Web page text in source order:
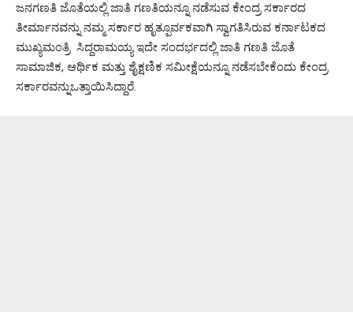
ಜನಗಣತಿ ಜೊತೆಯಲ್ಲಿ ಜಾತಿ ಗಣತಿಯನ್ನೂ ನಡೆಸುವ ಕೇಂದ್ರ ಸರ್ಕಾರದ
ತೀರ್ಮಾನವನ್ನು ನಮ್ಮ ಸರ್ಕಾರ ಹೃತ್ಪೂರ್ವಕವಾಗಿ ಸ್ವಾಗತಿಸಿರುವ ಕರ್ನಾಟಕದ
ಮುಖ್ಯಮಂತ್ರಿ ಸಿದ್ದರಾಮಯ್ಯ ಇದೇ ಸಂದರ್ಭದಲ್ಲಿ ಜಾತಿ ಗಣತಿ ಜೊತೆ
ಸಾಮಾಜಿಕ, ಆರ್ಥಿಕ ಮತ್ತು ಶೈಕ್ಷಣಿಕ ಸಮೀಕ್ಷೆಯನ್ನೂ ನಡೆಸಬೇಕೆಂದು ಕೇಂದ್ರ
ಸರ್ಕಾರವನ್ನುಒತ್ತಾಯಿಸಿದ್ದಾರೆ.